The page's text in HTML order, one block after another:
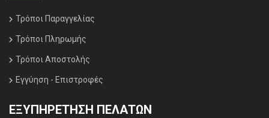
Τρόποι Παραγγελίας
Τρόποι Πληρωμής
Τρόποι Αποστολής
Εγγύηση - Επιστροφές
ΕΞΥΠΗΡΈΤΗΣΗ ΠΕΛΑΤΏΝ